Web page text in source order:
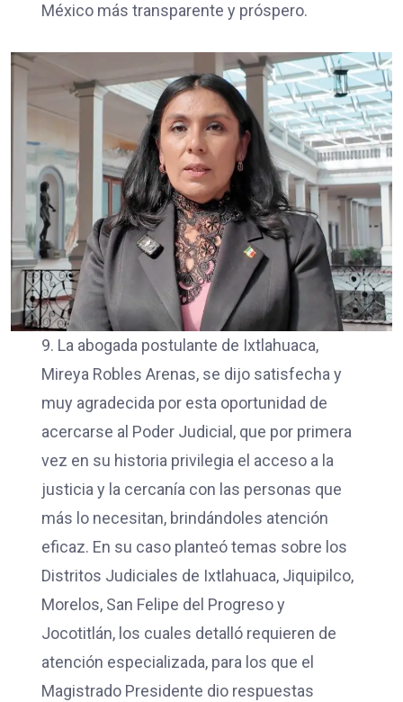
México más transparente y próspero.
9. La abogada postulante de Ixtlahuaca,
Mireya Robles Arenas, se dijo satisfecha y
muy agradecida por esta oportunidad de
acercarse al Poder Judicial, que por primera
vez en su historia privilegia el acceso a la
justicia y la cercanía con las personas que
más lo necesitan, brindándoles atención
eficaz. En su caso planteó temas sobre los
Distritos Judiciales de Ixtlahuaca, Jiquipilco,
Morelos, San Felipe del Progreso y
Jocotitlán, los cuales detalló requieren de
atención especializada, para los que el
Magistrado Presidente dio respuestas